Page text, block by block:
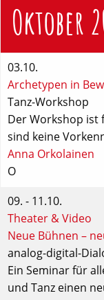
Oktober
03.10.
Archetypen in
Tanz-Workshop
Der Workshop ist
sind keine
Anna Orkolainen
O
09. - 11.10.
Theater & Video
Neue Bühnen –
analog-digital-
Ein Seminar für
und Tanz einen